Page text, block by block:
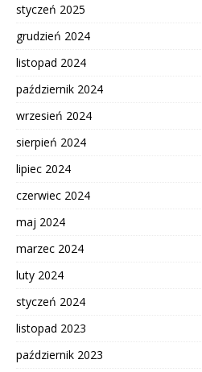
styczeń 2025
grudzień 2024
listopad 2024
październik 2024
wrzesień 2024
sierpień 2024
lipiec 2024
czerwiec 2024
maj 2024
marzec 2024
luty 2024
styczeń 2024
listopad 2023
październik 2023